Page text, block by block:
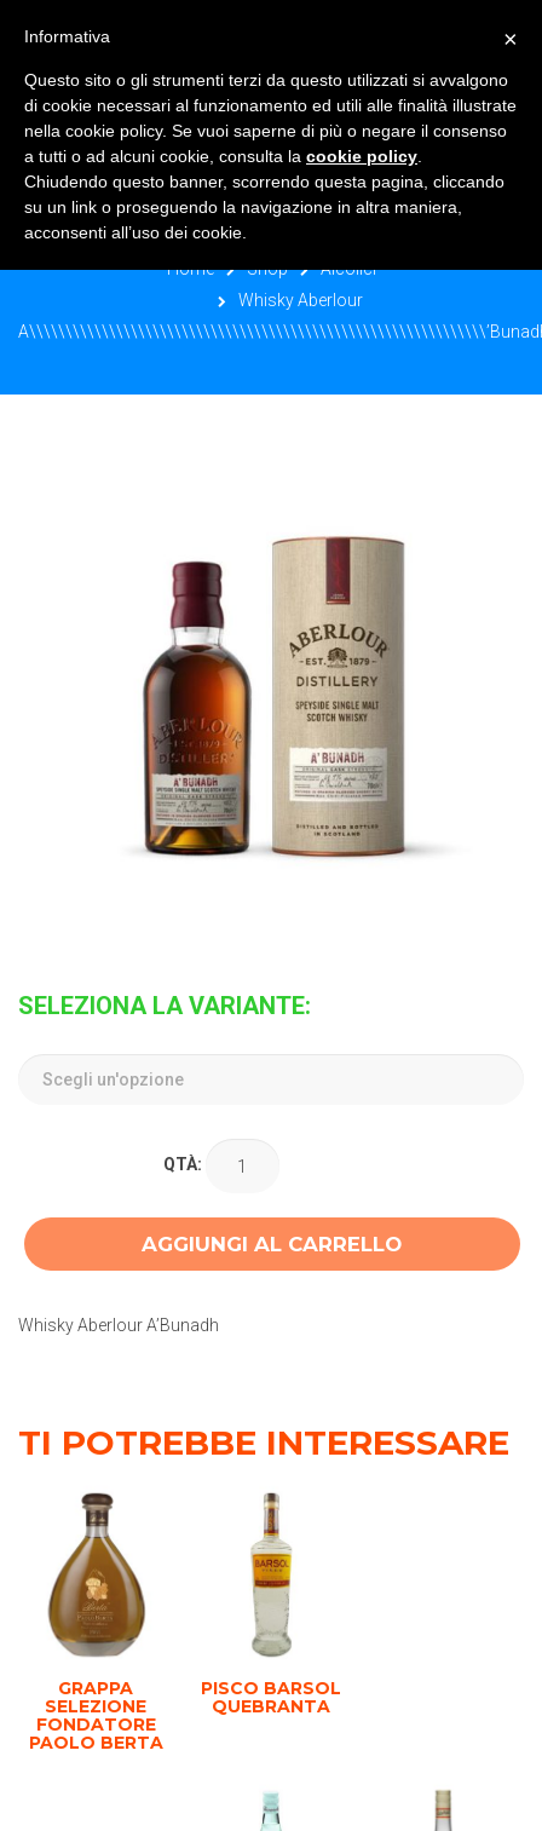
WHISKY ABERLOUR
Home Shop
Alcolici
Whisky Aberlour
SELEZIONA LA VARIANTE:
QTÀ:
AGGIUNGI AL CARRELLO
Whisky Aberlour A’Bunadh
TI POTREBBE INTERESSARE
GRAPPA
SELEZIONE
FONDATORE
PAOLO BERTA
PISCO BARSOL
QUEBRANTA
×
Informativa
Questo sito o gli strumenti terzi da questo utilizzati si avvalgono
di cookie necessari al funzionamento ed utili alle finalità illustrate
nella cookie policy. Se vuoi saperne di più o negare il consenso
a tutti o ad alcuni cookie, consulta la cookie policy
Chiudendo questo banner, scorrendo questa pagina, cliccando
su un link o proseguendo la navigazione in altra maniera,
acconsenti all’uso dei cookie.